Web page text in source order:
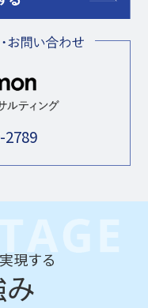
2789
現する